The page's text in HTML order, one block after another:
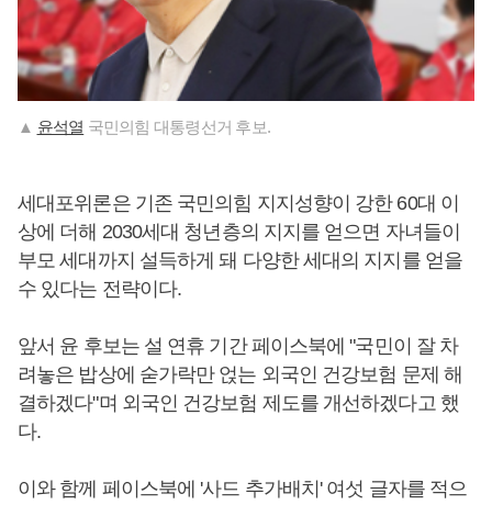
▲ 윤석열 국민의힘 대통령선거 후보.
세대포위론은 기존 국민의힘 지지성향이 강한 60대 이
상에 더해 2030세대 청년층의 지지를 얻으면 자녀들이
부모 세대까지 설득하게 돼 다양한 세대의 지지를 얻을
수 있다는 전략이다.
앞서 윤 후보는 설 연휴 기간 페이스북에 "국민이 잘 차
려놓은 밥상에 숟가락만 얹는 외국인 건강보험 문제 해
결하겠다"며 외국인 건강보험 제도를 개선하겠다고 했
다.
이와 함께 페이스북에 '사드 추가배치' 여섯 글자를 적으